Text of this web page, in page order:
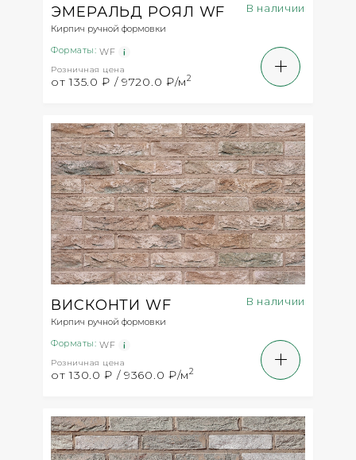
ЭМЕРАЛЬД РОЯЛ WF
Кирпич ручной формовки
В наличии
Форматы: WF
Розничная цена
от 135.0 ₽ / 9720.0 ₽/м2
ВИСКОНТИ WF
Кирпич ручной формовки
В наличии
Форматы: WF
Розничная цена
от 130.0 ₽ / 9360.0 ₽/м2